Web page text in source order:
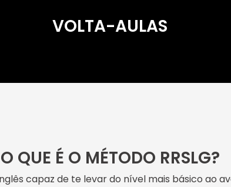
VOLTA-AULAS
O QUE É O MÉTODO RRSLG?
capaz de te levar do nível mais básico ao